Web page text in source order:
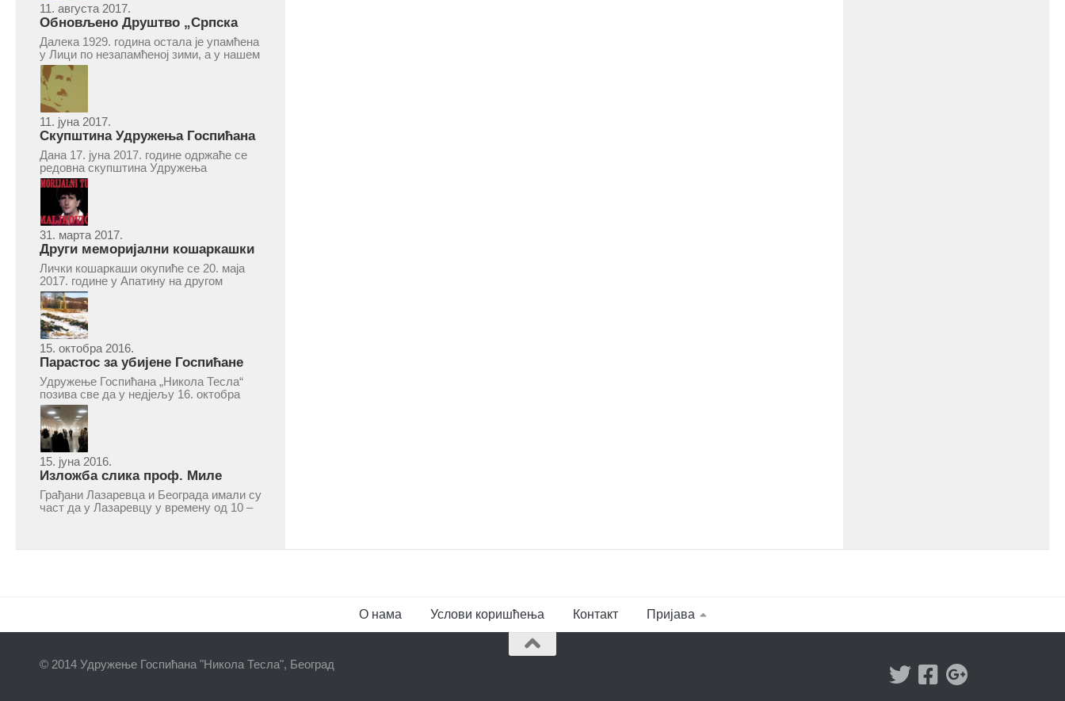
11. августа 2017.
Обновљено Друштво „Српска
народна читаоница и књижница“
у Врепцу
Далека 1929. година остала је упамћена
у Лици по незапамћеној зими, а у нашем
Врепцу и по оснивању Друштва „Српска
народна читаоница и књижница у
Врепцу“. Потакнути потребом за
културним и духовним уздизањем
група...
11. јуна 2017.
Скупштина Удружења Госпићана
„Никола Тесла“ у суботу 17. јуна
2017.
Дана 17. јуна 2017. године одржаће се
редовна скупштина Удружења
Госпићана „Никола Тесла“ Београд.
Скупштина ће се одржати у простору
ресторана „Тесла“, Савски трг бр. 9
Београд, у 11 часова. За Скупштину је
предложен...
31. марта 2017.
Други меморијални кошаркашки
турнир „Милан Маљковић
Маљак“ у Апатину 20. маја 2017.
Лички кошаркаши окупиће се 20. маја
2017. године у Апатину на другом
меморијалном кошаркашком турниру
„Милан Маљковић Маљак“. Као и
прошле године, учествоваће екипе
Госпића, Личког Осика, Плашког, као и
комбинована екипа кошаркаша из...
15. октобра 2016.
Парастос за убијене Госпићане
Удружење Госпићана „Никола Тесла“
позива све да у недјељу 16. октобра
2016, с почетком у 10.30 часова дођу
у цркву Светог оца Николаја у Борчи
(Улица Вука Караџића 1), гдје ће бити
служен парастос за...
15. јуна 2016.
Изложба слика проф. Миле
Рајшића у Лазаревцу
Грађани Лазаревца и Београда имали су
част да у Лазаревцу у времену од 10 –
О нама Услови коришћења Контакт Пријава
© 2014 Удружење Госпићана "Никола Тесла", Београд